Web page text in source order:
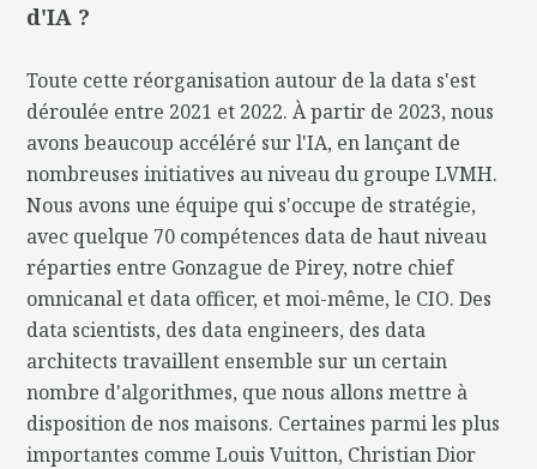
d'IA ?
Toute cette réorganisation autour de la data s'est
déroulée entre 2021 et 2022. À partir de 2023, nous
avons beaucoup accéléré sur l'IA, en lançant de
nombreuses initiatives au niveau du groupe LVMH.
Nous avons une équipe qui s'occupe de stratégie,
avec quelque 70 compétences data de haut niveau
réparties entre Gonzague de Pirey, notre chief
omnicanal et data officer, et moi-même, le CIO. Des
data scientists, des data engineers, des data
architects travaillent ensemble sur un certain
nombre d'algorithmes, que nous allons mettre à
disposition de nos maisons. Certaines parmi les plus
importantes comme Louis Vuitton, Christian Dior